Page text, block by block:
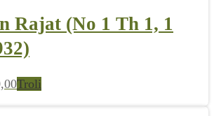
Rajat (No 1 Th 1, 1
Troli